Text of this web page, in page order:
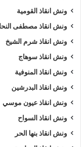
ونش انقاذ القومية
ونش انقاذ مصطفى
ونش انقاذ شرم الشيخ
ونش انقاذ سوهاج
ونش انقاذ المنوفية
ونش انقاذ البدرشين
ونش انقاذ عيون موسي
ونش انقاذ السواح
ونش انقاذ بنها الحر